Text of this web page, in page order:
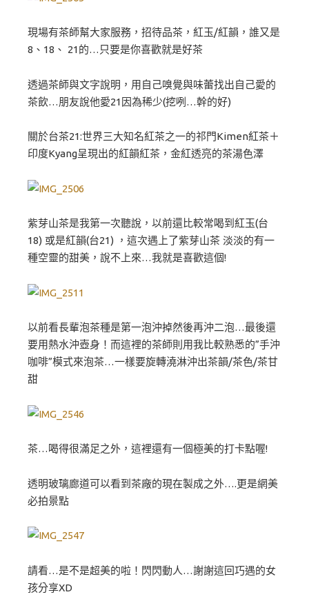
現場有茶師幫大家服務，招待品茶，紅玉/紅韻，誰又是
8、18、 21的…只要是你喜歡就是好茶
透過茶師與文字說明，用自己嗅覺與味蕾找出自己愛的
茶飲…朋友說他愛21因為稀少(挖咧…幹的好)
關於台茶21:世界三大知名紅茶之一的祁門Kimen紅茶＋
印度Kyang呈現出的紅韻紅茶，金紅透亮的茶湯色澤
紫芽山茶是我第一次聽說，以前還比較常喝到紅玉(台
18) 或是紅韻(台21) ，這次遇上了紫芽山茶 淡淡的有一
種空靈的甜美，說不上來…我就是喜歡這個!
以前看長輩泡茶種是第一泡沖掉然後再沖二泡…最後還
要用熱水沖壺身！而這裡的茶師則用我比較熟悉的”手沖
咖啡”模式來泡茶…一樣要旋轉澆淋沖出茶韻/茶色/茶甘
甜
茶…喝得很滿足之外，這裡還有一個極美的打卡點喔!
透明玻璃廊道可以看到茶廠的現在製成之外….更是網美
必拍景點
請看…是不是超美的啦！閃閃動人…謝謝這回巧遇的女
孩分享XD